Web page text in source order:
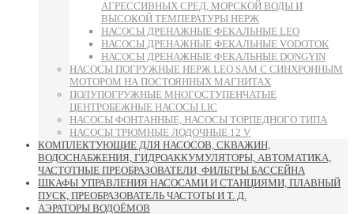
АГРЕССИВНЫХ СРЕД, МОРСКОЙ ВОДЫ И
ВЫСОКОЙ ТЕМПЕРАТУРЫ НЕРЖ
НАСОСЫ ДРЕНАЖНЫЕ ФЕКАЛЬНЫЕ LEO
НАСОСЫ ДРЕНАЖНЫЕ ФЕКАЛЬНЫЕ VODOTOK
НАСОСЫ ДРЕНАЖНЫЕ ФЕКАЛЬНЫЕ DONGYIN
НАСОСЫ ПОГРУЖНЫЕ НЕРЖ LEO SAM С СИНХРОННЫМ
МОТОРОМ НА ПОСТОЯННЫХ МАГНИТАХ
ПОЛУПОГРУЖНЫЕ МНОГОСТУПЕНЧАТЫЕ
ЦЕНТРОБЕЖНЫЕ НАСОСЫ LIC
НАСОСЫ ФОНТАННЫЕ, НАСОСЫ ТОРПЕДНОГО ТИПА
НАСОСЫ ТРЮМНЫЕ ЛОДОЧНЫЕ 12 V
КОМПЛЕКТУЮЩИЕ ДЛЯ НАСОСОВ, СКВАЖИН,
ВОДОСНАБЖЕНИЯ, ГИДРОАККУМУЛЯТОРЫ, АВТОМАТИКА,
ЧАСТОТНЫЕ ПРЕОБРАЗОВАТЕЛИ, ФИЛЬТРЫ БАССЕЙНА
ШКАФЫ УПРАВЛЕНИЯ НАСОСАМИ И СТАНЦИЯМИ, ПЛАВНЫЙ
ПУСК, ПРЕОБРАЗОВАТЕЛЬ ЧАСТОТЫ И Т. Д.
АЭРАТОРЫ ВОДОЁМОВ